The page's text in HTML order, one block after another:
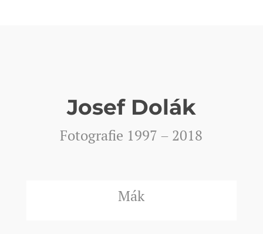
Josef Dolák
Fotografie 1997 – 2018
Mák